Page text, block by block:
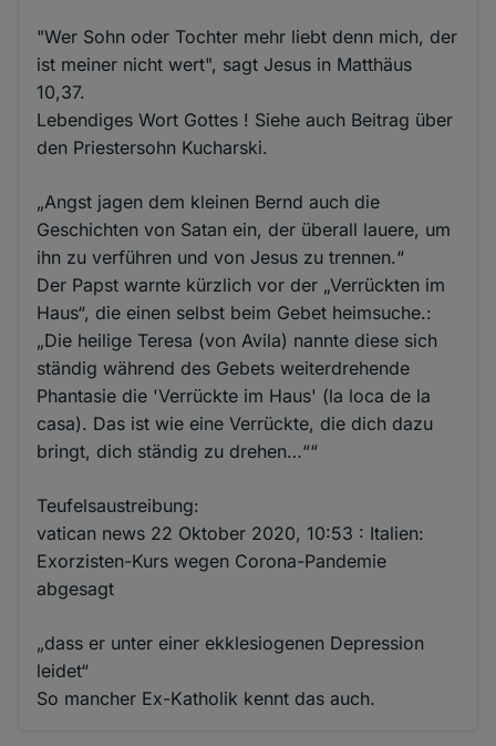
"Wer Sohn oder Tochter mehr liebt denn mich, der
ist meiner nicht wert", sagt Jesus in Matthäus
10,37.
Lebendiges Wort Gottes ! Siehe auch Beitrag über
den Priestersohn Kucharski.
„Angst jagen dem kleinen Bernd auch die
Geschichten von Satan ein, der überall lauere, um
ihn zu verführen und von Jesus zu trennen.“
Der Papst warnte kürzlich vor der „Verrückten im
Haus“, die einen selbst beim Gebet heimsuche.:
„Die heilige Teresa (von Avila) nannte diese sich
ständig während des Gebets weiterdrehende
Phantasie die 'Verrückte im Haus' (la loca de la
casa). Das ist wie eine Verrückte, die dich dazu
bringt, dich ständig zu drehen…““
Teufelsaustreibung:
vatican news 22 Oktober 2020, 10:53 : Italien:
Exorzisten-Kurs wegen Corona-Pandemie
abgesagt
„dass er unter einer ekklesiogenen Depression
leidet“
So mancher Ex-Katholik kennt das auch.